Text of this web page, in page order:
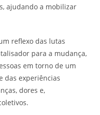
ajudando a mobilizar
reflexo das lutas
para a mudança,
em torno de um
das experiências
dores e,